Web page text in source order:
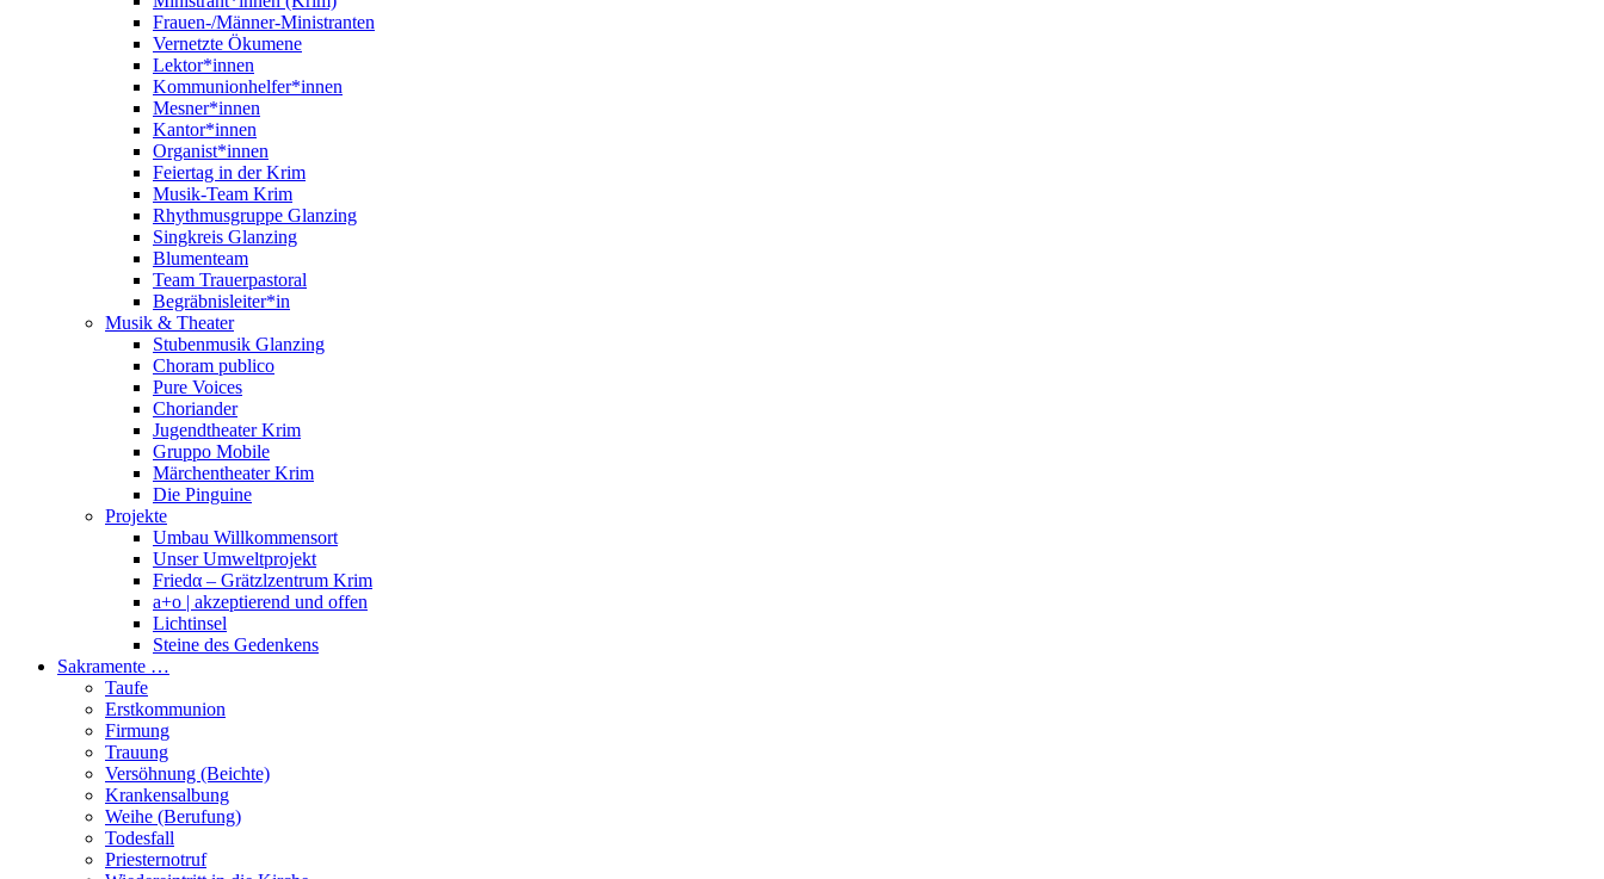
Frauen-/Männer-Ministranten
Vernetzte Ökumene
Lektor*innen
Kommunionhelfer*innen
Mesner*innen
Kantor*innen
Organist*innen
Feiertag in der Krim
Musik-Team Krim
Rhythmusgruppe Glanzing
Singkreis Glanzing
Blumenteam
Team Trauerpastoral
Begräbnisleiter*in
Musik & Theater
Stubenmusik Glanzing
Choram publico
Pure Voices
Choriander
Jugendtheater Krim
Gruppo Mobile
Märchentheater Krim
Die Pinguine
Projekte
Umbau Willkommensort
Unser Umweltprojekt
Friedα – Grätzlzentrum Krim
a+o | akzeptierend und offen
Lichtinsel
Steine des Gedenkens
Sakramente …
Taufe
Erstkommunion
Firmung
Trauung
Versöhnung (Beichte)
Krankensalbung
Weihe (Berufung)
Todesfall
Priesternotruf